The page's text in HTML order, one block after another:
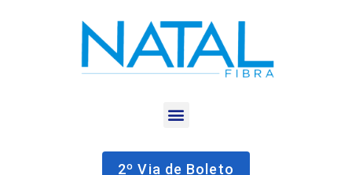
2º Via de Boleto